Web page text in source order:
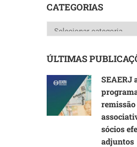
CATEGORIAS
Categorias
ÚLTIMAS
SEAERJ
sócios
adjuntos